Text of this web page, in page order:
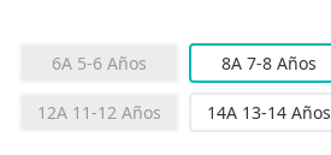
6A 5-6 Años 8A 7-8 Años
12A 11-12 Años 14A 13-14 Años